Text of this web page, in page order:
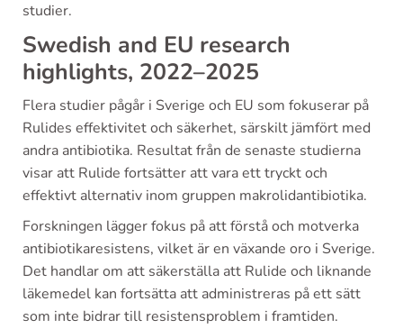
studier.
Swedish and EU research
highlights, 2022–2025
Flera studier pågår i Sverige och EU som fokuserar på
Rulides effektivitet och säkerhet, särskilt jämfört med
andra antibiotika. Resultat från de senaste studierna
visar att Rulide fortsätter att vara ett tryckt och
effektivt alternativ inom gruppen makrolidantibiotika.
Forskningen lägger fokus på att förstå och motverka
antibiotikaresistens, vilket är en växande oro i Sverige.
Det handlar om att säkerställa att Rulide och liknande
läkemedel kan fortsätta att administreras på ett sätt
som inte bidrar till resistensproblem i framtiden.